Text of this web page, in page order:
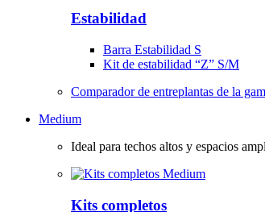
Estabilidad
Barra Estabilidad S
Kit de estabilidad “Z” S/M
Comparador de entreplantas de la
Medium
Ideal para techos altos y espacios
Kits completos